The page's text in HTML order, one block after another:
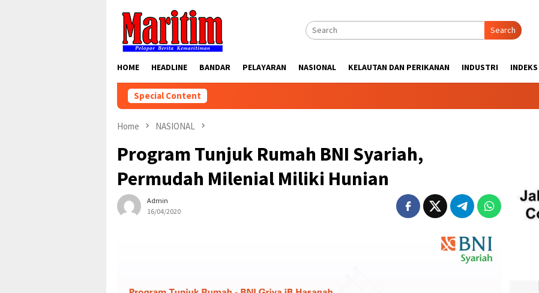
content
Search
HOME HEADLINE BANDAR PELAYARAN NASIONAL KELAUTAN DAN PERIKANAN INDUSTRI INDEKS
Special Content
Home NASIONAL
Program Tunjuk Rumah BNI Syariah,
Permudah Milenial Miliki Hunian
Admin
16/04/2020